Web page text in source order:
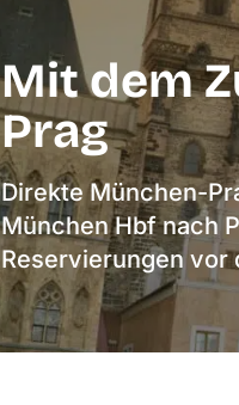
Mit dem
Prag
Direkte München-
München Hbf nach
Reservierungen vor